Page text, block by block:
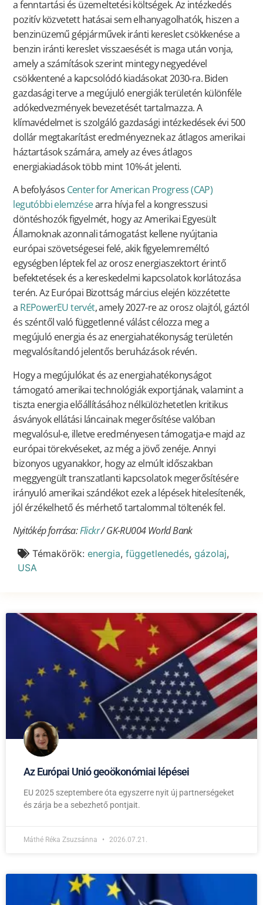
Az Európai Unió geoökonómiai lépései
EU 2025 szeptembere óta egyszerre nyit új partnerségeket
és zárja be a sebezhető pontjait.
Máthé Réka Zsuzsánna 2026.07.21.
a fenntartási és üzemeltetési költségek. Az intézkedés
pozitív közvetett hatásai sem elhanyagolhatók, hiszen a
benzinüzemű gépjárművek iránti kereslet csökkenése a
benzin iránti kereslet visszaesését is maga után vonja,
amely a számítások szerint mintegy negyedével
csökkentené a kapcsolódó kiadásokat 2030-ra. Biden
gazdasági terve a megújuló energiák területén különféle
adókedvezmények bevezetését tartalmazza. A
klímavédelmet is szolgáló gazdasági intézkedések évi 500
dollár megtakarítást eredményeznek az átlagos amerikai
háztartások számára, amely az éves átlagos
energiakiadások több mint 10%-át jelenti.
A befolyásos Center for American Progress (CAP)
legutóbbi elemzésearra hívja fel a kongresszusi
döntéshozók figyelmét, hogy az Amerikai Egyesült
Államoknak azonnali támogatást kellene nyújtania
európai szövetségesei felé, akik figyelemreméltó
egységben léptek fel az orosz energiaszektort érintő
befektetések és a kereskedelmi kapcsolatok korlátozása
terén. Az Európai Bizottság március elején közzétette
a REPowerEU tervét, amely 2027-re az orosz olajtól, gáztól
és széntől való függetlenné válást célozza meg a
megújuló energia és az energiahatékonyság területén
megvalósítandó jelentős beruházások révén.
Hogy a megújulókat és az energiahatékonyságot
támogató amerikai technológiák exportjának, valamint a
tiszta energia előállításához nélkülözhetetlen kritikus
ásványok ellátási láncainak megerősítése valóban
megvalósul-e, illetve eredményesen támogatja-e majd az
európai törekvéseket, az még a jövő zenéje. Annyi
bizonyos ugyanakkor, hogy az elmúlt időszakban
meggyengült transzatlanti kapcsolatok megerősítésére
irányuló amerikai szándékot ezek a lépések hitelesítenék,
jól érzékelhető és mérhető tartalommal töltenék fel.
Nyitókép forrása:Flickr/ GK-RU004 World Bank
Témakörök: energia, függetlenedés, gázolaj,
USA